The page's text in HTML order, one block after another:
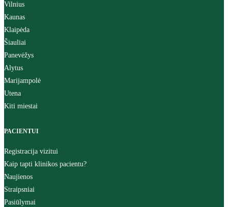
Vilnius
Kaunas
Klaipėda
Šiauliai
Panevėžys
Alytus
Marijampolė
Utena
Kiti miestai
PACIENTUI
Registracija vizitui
Kaip tapti klinikos pacientu?
Naujienos
Straipsniai
Pasiūlymai